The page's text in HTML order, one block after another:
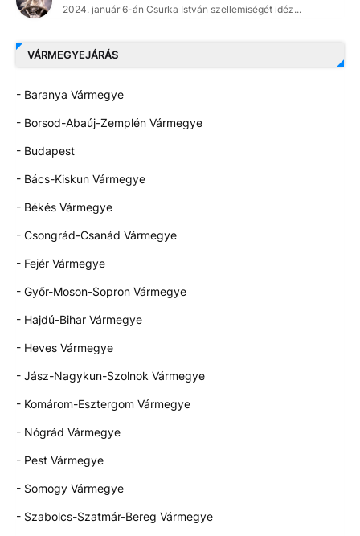
2024. január 6-án Csurka István szellemiségét idéz...
VÁRMEGYEJÁRÁS
- Baranya Vármegye
- Borsod-Abaúj-Zemplén Vármegye
- Budapest
- Bács-Kiskun Vármegye
- Békés Vármegye
- Csongrád-Csanád Vármegye
- Fejér Vármegye
- Győr-Moson-Sopron Vármegye
- Hajdú-Bihar Vármegye
- Heves Vármegye
- Jász-Nagykun-Szolnok Vármegye
- Komárom-Esztergom Vármegye
- Nógrád Vármegye
- Pest Vármegye
- Somogy Vármegye
- Szabolcs-Szatmár-Bereg Vármegye